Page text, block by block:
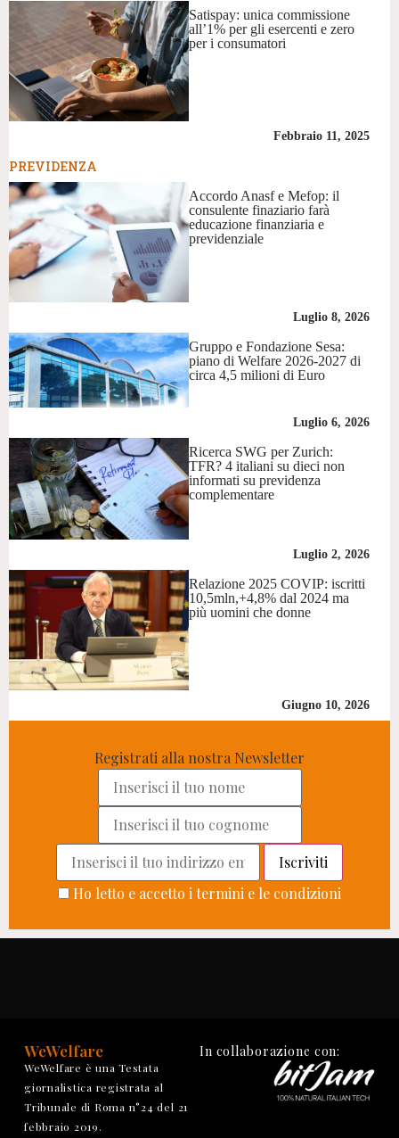
Satispay: unica commissione
all’1% per gli esercenti e zero
per i consumatori
Febbraio 11, 2025
PREVIDENZA
Accordo Anasf e Mefop: il
consulente finaziario farà
educazione finanziaria e
previdenziale
Luglio 8, 2026
Gruppo e Fondazione Sesa:
piano di Welfare 2026-2027 di
circa 4,5 milioni di Euro
Luglio 6, 2026
Ricerca SWG per Zurich:
TFR? 4 italiani su dieci non
informati su previdenza
complementare
Luglio 2, 2026
Relazione 2025 COVIP: iscritti
10,5mln,+4,8% dal 2024 ma
più uomini che donne
Giugno 10, 2026
Registrati alla nostra Newsletter
Ho letto e accetto i termini e le condizioni
WeWelfare
WeWelfare è una Testata
giornalistica registrata al
Tribunale di Roma n°24 del 21
febbraio 2019.
In collaborazione con: